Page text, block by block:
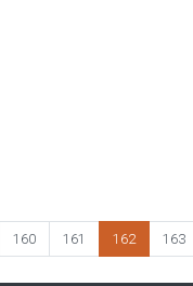
160 161 162 163